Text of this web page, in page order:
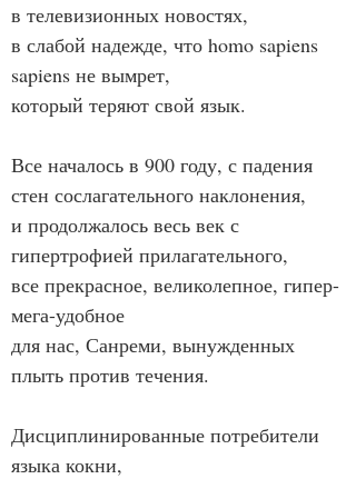
в телевизионных новостях,
в слабой надежде, что homo sapiens
sapiens не вымрет,
который теряют свой язык.
Все началось в 900 году, с падения
стен сослагательного наклонения,
и продолжалось весь век с
гипертрофией прилагательного,
все прекрасное, великолепное, гипер-
мега-удобное
для нас, Санреми, вынужденных
плыть против течения.
Дисциплинированные потребители
языка кокни,